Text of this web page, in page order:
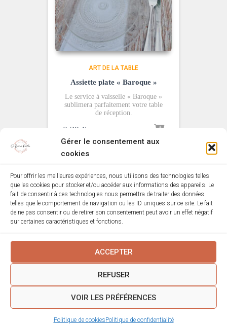
Gérer le consentement aux
cookies
Pour offrir les meilleures expériences, nous utilisons des technologies telles
que les cookies pour stocker et/ou accéder aux informations des appareils. Le
fait de consentir à ces technologies nous permettra de traiter des données
telles que le comportement de navigation ou les ID uniques sur ce site. Le fait
de ne pas consentir ou de retirer son consentement peut avoir un effet négatif
sur certaines caractéristiques et fonctions.
ACCEPTER
REFUSER
VOIR LES PRÉFÉRENCES
Politique de cookiesPolitique de confidentialité
ART DE LA TABLE
Assiette plate « Baroque »
Le service à vaisselle « Baroque »
sublimera parfaitement votre table
de réception.
0,30 €
MENTIONS LÉGALES POLITIQUE DE COOKIES (EU)
MON COMPTE VALIDATION DE LA COMMANDE
CONDITIONS GÉNÉRALES
CONDITIONS GÉNÉRALES DE LOCATION
© De Bulles à Paillettesde-bulles-a-paillettes.fr